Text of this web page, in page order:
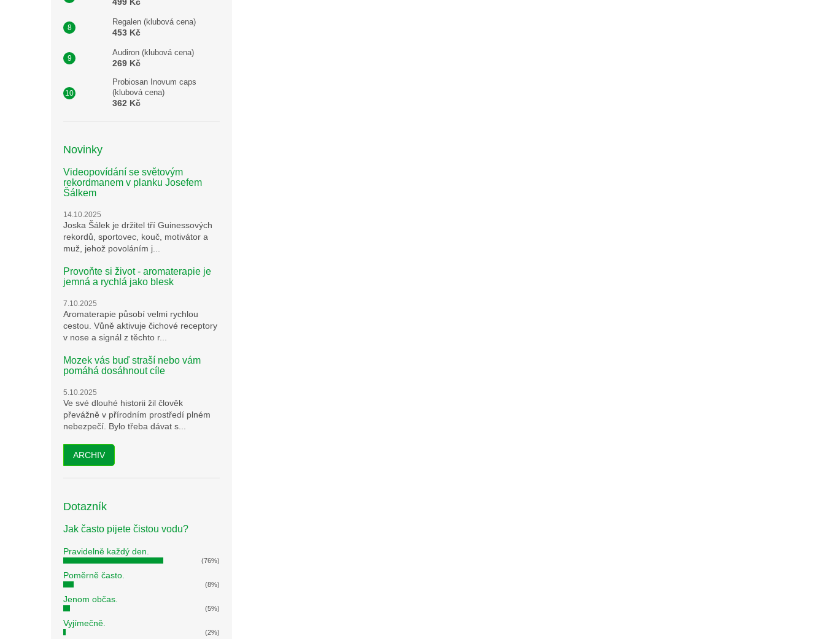
Regalen (klubová cena)
453 Kč
Audiron (klubová cena)
269 Kč
Probiosan Inovum caps
(klubová cena)
362 Kč
Novinky
Videopovídání se světovým
rekordmanem v planku Josefem
Šálkem
14.10.2025
Joska Šálek je držitel tří Guinessových
rekordů, sportovec, kouč, motivátor a
muž, jehož povoláním j...
Provoňte si život - aromaterapie je
jemná a rychlá jako blesk
7.10.2025
Aromaterapie působí velmi rychlou
cestou. Vůně aktivuje čichové receptory
v nose a signál z těchto r...
Mozek vás buď straší nebo vám
pomáhá dosáhnout cíle
5.10.2025
Ve své dlouhé historii žil člověk
převážně v přírodním prostředí plném
nebezpečí. Bylo třeba dávat s...
ARCHIV
Dotazník
Jak často pijete čistou vodu?
Pravidelně každý den.
(76%)
Poměrně často.
(8%)
Jenom občas.
(5%)
Vyjímečně.
(2%)